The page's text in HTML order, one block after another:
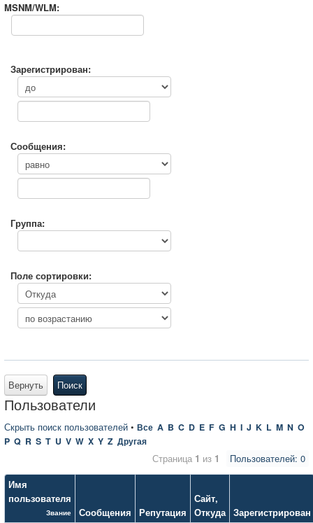
MSNM/WLM:
Зарегистрирован:
Сообщения:
Группа:
Поле сортировки:
Вернуть Поиск
Пользователи
Скрыть поиск пользователей • Все A B C D E F G H I J K L M N O
P Q R S T U V W X Y Z Другая
Пользователей: 0
Страница 1 из 1
Имя
пользователя
Звание Сообщения Репутация
Сайт,
Откуда Зарегистрирован